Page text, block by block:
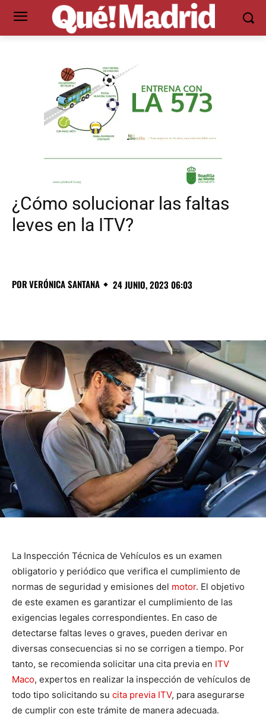
¿Cómo solucionar las faltas
leves en la ITV?
PORVERÓNICA SANTANA 24 JUNIO, 2023 06:03
La Inspección Técnica de Vehículos es un examen
obligatorio y periódico que verifica el cumplimiento de
normas de seguridad y emisiones del motor. El objetivo
de este examen es garantizar el cumplimiento de las
exigencias legales correspondientes. En caso de
detectarse faltas leves o graves, pueden derivar en
diversas consecuencias si no se corrigen a tiempo. Por
tanto, se recomienda solicitar una cita previa en ITV
Maco, expertos en realizar la inspección de vehículos de
todo tipo solicitando su cita previa ITV, para asegurarse
de cumplir con este trámite de manera adecuada.